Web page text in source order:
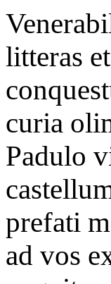
litteras
curia
Padulo
prefati
ad vos